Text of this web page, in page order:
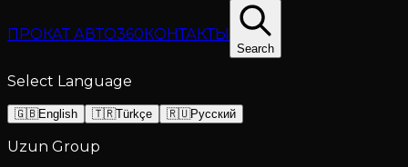
ПРОКАТ АВТО360КОНТАКТЫ
Search
Select Language
🇬🇧English 🇹🇷Türkçe 🇷🇺Русский
Uzun Group